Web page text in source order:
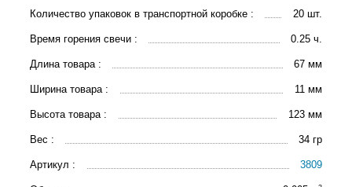
Количество упаковок в транспортной коробке : 20 шт.
Время горения свечи : 0.25 ч.
Длина товара : 67 мм
Ширина товара : 11 мм
Высота товара : 123 мм
Вес : 34 гр
Артикул : 3809